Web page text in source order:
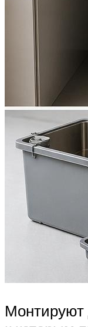
Монтируют